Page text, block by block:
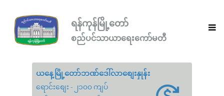
ရန်ကုန်မြို့တော်
စည်ပင်သာယာရေးကော်မတီ
ယနေ့မြို့တော်ဘဏ်ဒေါ်လာစျေးနှုန်း
ရောင်းစျေး - ၂၁၀၀ ကျပ်